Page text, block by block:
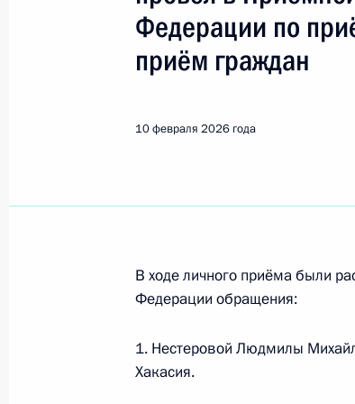
Поиск по руководителю, географии и
Все руководители, регионы,
Новгородская область
4 августа, вторник
О ходе исполнения
Президента Российской
Российской Федерации по
Федерации по
приём граждан
10 февраля 2026 года
В ходе личного приёма были
Федерации обращения:
1. Нестеровой Людмилы
Хакасия.